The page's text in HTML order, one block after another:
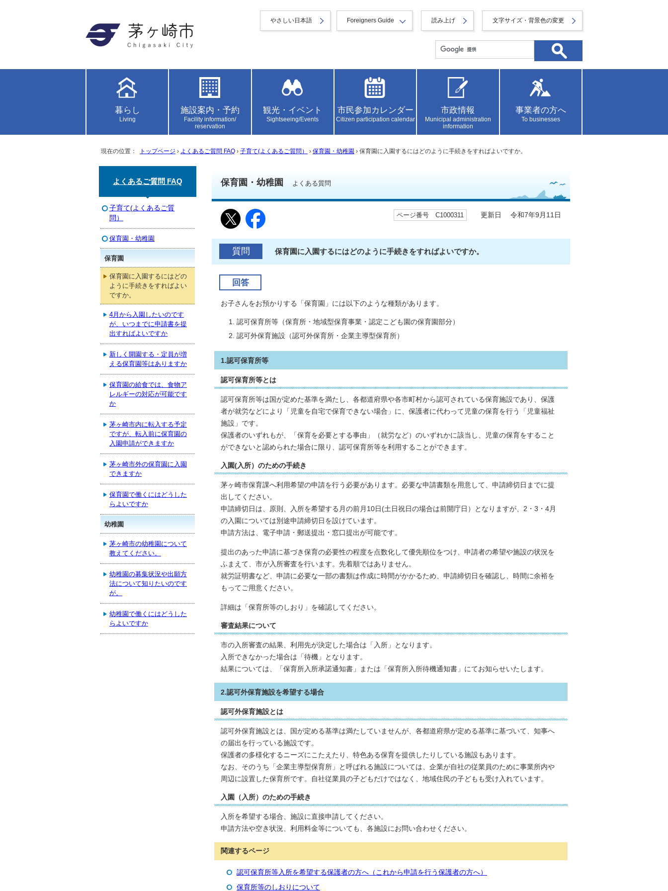
やさしい日本語 Foreigners Guide 読み上げ 文字サイズ・背景色の変更
暮らし
Living
施設案内・予約
Facility information/
reservation
観光・イベント
Sightseeing/Events
市民参加カレンダー
Citizen participation calendar
市政情報
Municipal administration
information
事業者の方へ
To businesses
現在の位置： トップページ › よくあるご質問 FAQ › 子育て(よくあるご質問） › 保育園・幼稚園 › 保育園に入園するにはどのように手続きをすればよいですか。
保育園・幼稚園 よくある質問
ページ番号 C1000311 更新日 令和7年9月11日
質問 保育園に入園するにはどのように手続きをすればよいですか。
回答
お子さんをお預かりする「保育園」には以下のような種類があります。
認可保育所等（保育所・地域型保育事業・認定こども園の保育園部分）
認可外保育施設（認可外保育所・企業主導型保育所）
1.認可保育所等
認可保育所等とは
認可保育所等は国が定めた基準を満たし、各都道府県や各市町村から認可されている保育施設であり、保護
者が就労などにより「児童を自宅で保育できない場合」に、保護者に代わって児童の保育を行う「児童福祉
施設」です。
保護者のいずれもが、「保育を必要とする事由」（就労など）のいずれかに該当し、児童の保育をすること
ができないと認められた場合に限り、認可保育所等を利用することができます。
入園(入所）のための手続き
茅ヶ崎市保育課へ利用希望の申請を行う必要があります。必要な申請書類を用意して、申請締切日までに提
出してください。
申請締切日は、原則、入所を希望する月の前月10日(土日祝日の場合は前開庁日）となりますが、2・3・4月
の入園については別途申請締切日を設けています。
申請方法は、電子申請・郵送提出・窓口提出が可能です。
提出のあった申請に基づき保育の必要性の程度を点数化して優先順位をつけ、申請者の希望や施設の状況を
ふまえて、市が入所審査を行います。先着順ではありません。
就労証明書など、申請に必要な一部の書類は作成に時間がかかるため、申請締切日を確認し、時間に余裕を
もってご用意ください。
詳細は「保育所等のしおり」を確認してください。
審査結果について
市の入所審査の結果、利用先が決定した場合は「入所」となります。
入所できなかった場合は「待機」となります。
結果については、「保育所入所承諾通知書」または「保育所入所待機通知書」にてお知らせいたします。
2.認可外保育施設を希望する場合
認可外保育施設とは
認可外保育施設とは、国が定める基準は満たしていませんが、各都道府県が定める基準に基づいて、知事へ
の届出を行っている施設です。
保護者の多様化するニーズにこたえたり、特色ある保育を提供したりしている施設もあります。
なお、そのうち「企業主導型保育所」と呼ばれる施設については、企業が自社の従業員のために事業所内や
周辺に設置した保育所です。自社従業員の子どもだけではなく、地域住民の子どもも受け入れています。
入園（入所）のための手続き
入所を希望する場合、施設に直接申請してください。
申請方法や空き状況、利用料金等についても、各施設にお問い合わせください。
関連するページ
認可保育所等入所を希望する保護者の方へ（これから申請を行う保護者の方へ）
保育所等のしおりについて
よくあるご質問 FAQ
子育て(よくあるご質
問）
保育園・幼稚園
保育園
保育園に入園するにはどの
ように手続きをすればよい
ですか。
4月から入園したいのです
が、いつまでに申請書を提
出すればよいですか
新しく開園する・定員が増
える保育園等はありますか
保育園の給食では、食物ア
レルギーの対応が可能です
か
茅ヶ崎市内に転入する予定
ですが、転入前に保育園の
入園申請ができますか
茅ヶ崎市外の保育園に入園
できますか
保育園で働くにはどうした
らよいですか
幼稚園
茅ヶ崎市の幼稚園について
教えてください。
幼稚園の募集状況や出願方
法について知りたいのです
が。
幼稚園で働くにはどうした
らよいですか